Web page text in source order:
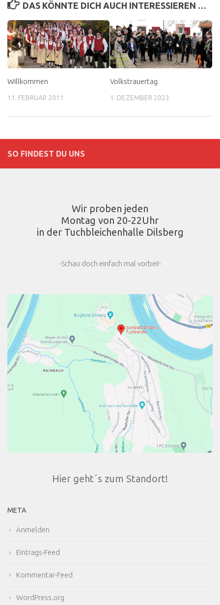
DAS KÖNNTE DICH AUCH INTERESSIEREN …
Willkommen
11. FEBRUAR 2011
Volkstrauertag
1. DEZEMBER 2023
SO FINDEST DU UNS
Wir proben jeden
Montag von 20-22Uhr
in der Tuchbleichenhalle Dilsberg
-Schau doch einfach mal vorbei!-
Hier geht´s zum Standort!
META
Anmelden
Eintrags-Feed
Kommentar-Feed
WordPress.org